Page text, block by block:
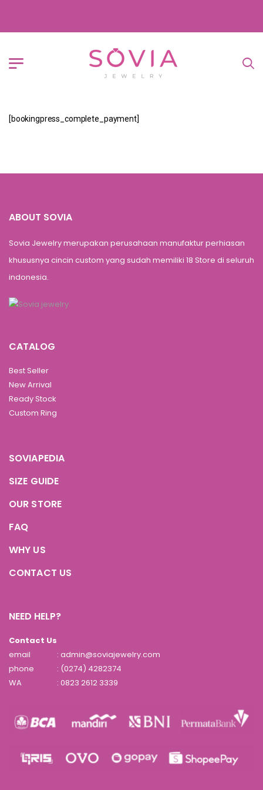
[bookingpress_complete_payment]
ABOUT SOVIA
Sovia Jewelry merupakan perusahaan manufaktur perhiasan
khususnya cincin custom yang sudah memiliki 18 Store di seluruh
indonesia.
CATALOG
Best Seller
New Arrival
Ready Stock
Custom Ring
SOVIAPEDIA
SIZE GUIDE
OUR STORE
FAQ
WHY US
CONTACT US
NEED HELP?
Contact Us
email
: admin@soviajewelry.com
phone
: (0274) 4282374
WA
: 0823 2612 3339